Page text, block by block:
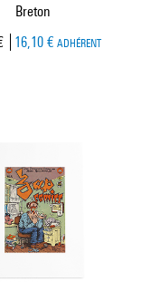
Breton
16,10 € ADHÉRENT